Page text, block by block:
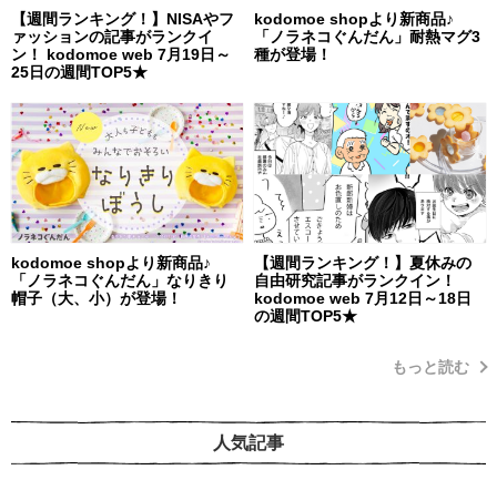
【週間ランキング！】NISAやフ
ァッションの記事がランクイ
ン！ kodomoe web 7月19日～
25日の週間TOP5★
kodomoe shopより新商品♪
「ノラネコぐんだん」耐熱マグ3
種が登場！
kodomoe shopより新商品♪
「ノラネコぐんだん」なりきり
帽子（大、小）が登場！
【週間ランキング！】夏休みの
自由研究記事がランクイン！
kodomoe web 7月12日～18日
の週間TOP5★
もっと読む
人気記事